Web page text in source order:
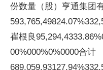
份数量（股）亨通集团
崔根良
00%000%0%0000合计